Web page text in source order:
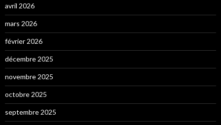
avril 2026
mars 2026
février 2026
décembre 2025
novembre 2025
octobre 2025
septembre 2025